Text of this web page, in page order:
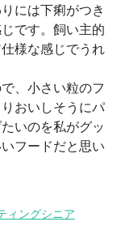
には下痢がつき
です。飼い主的
様な感じでうれ
、小さい粒のフ
おいしそうにパ
いのを私がグッ
フードだと思い
ィングシニア